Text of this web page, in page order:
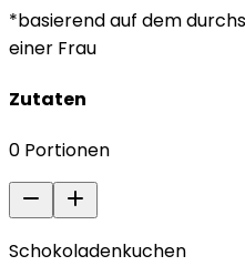
*basierend auf dem
einer Frau
Zutaten
0 Portionen
Schokoladenkuchen